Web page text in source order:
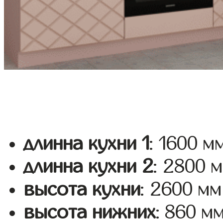
длинна кухни 1: 1600
длинна кухни 2: 2800
высота кухни: 2600 мм
высота нижних: 860